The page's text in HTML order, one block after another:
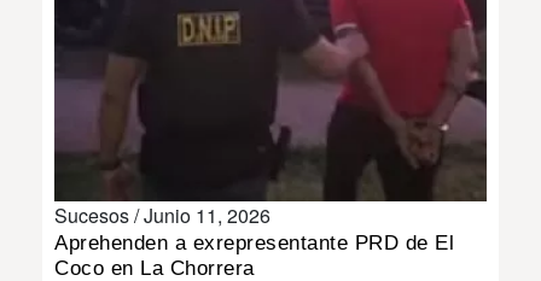
Sucesos /Junio 11, 2026
Aprehenden a exrepresentante PRD de El
Coco en La Chorrera